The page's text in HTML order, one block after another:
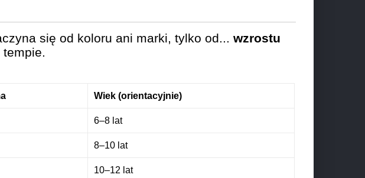
się od koloru ani marki, tylko od... wzrostu
Wiek (orientacyjnie)
6–8 lat
8–10 lat
10–12 lat